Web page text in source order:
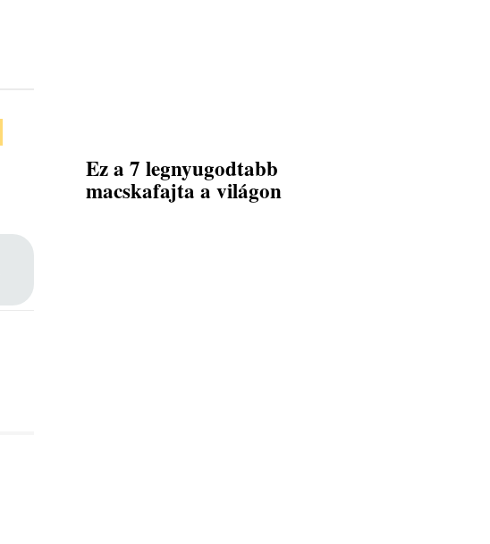
Ez a 7 legnyugodtabb
macskafajta a világon